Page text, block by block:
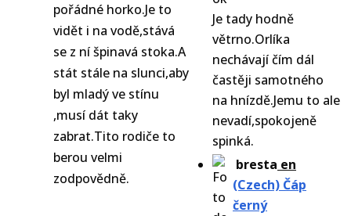
Je tady hodně
větrno.Orlíka
nechávají čím dál
častěji samotného
na hnízdě.Jemu to ale
nevadí,spokojeně
spinká.
bresta en
(Czech) Čáp
černý
pořádné horko.Je to
vidět i na vodě,stává
se z ní špinavá stoka.A
stát stále na slunci,aby
byl mladý ve stínu
,musí dát taky
zabrat.Tito rodiče to
berou velmi
zodpovědně.